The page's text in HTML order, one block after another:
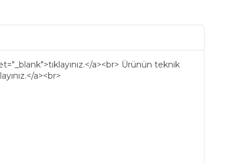
a><br> Ürünün teknik
a><br>